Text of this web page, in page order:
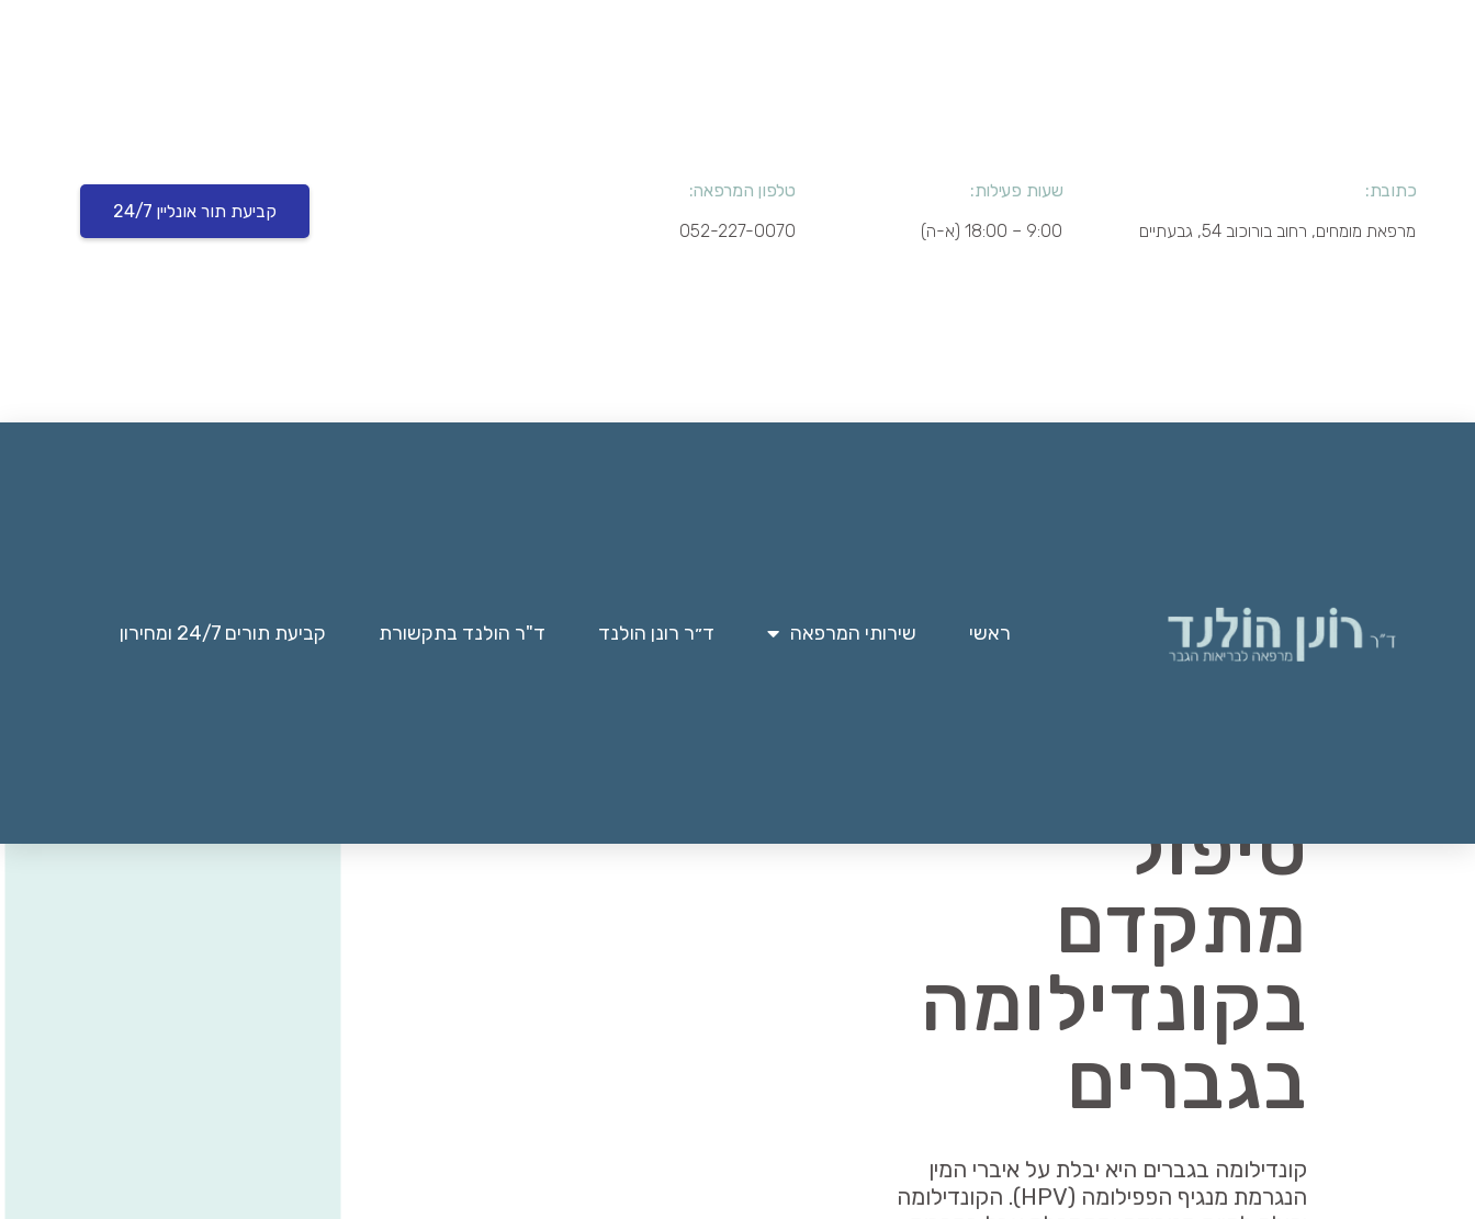
כתובת:
מרפאת מומחים, רחוב בורוכוב 54, גבעתיים
שעות פעילות:
9:00 – 18:00 (א-ה)
טלפון המרפאה:
052-227-0070
קביעת תור אונליין 24/7
ראשי שירותי המרפאה ד״ר רונן הולנד ד"ר הולנד בתקשורת קביעת תורים 24/7 ומחירון
טיפול
מתקדם
בקונדילומה
בגברים
קונדילומה בגברים היא יבלת על איברי המין
הנגרמת מנגיף הפפילומה (HPV). הקונדילומה